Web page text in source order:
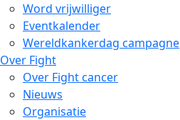
Word vrijwilliger
Eventkalender
Wereldkankerdag campagne
Over Fight
Over Fight cancer
Nieuws
Organisatie